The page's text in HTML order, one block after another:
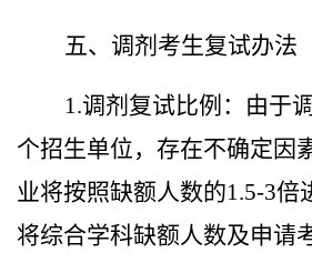
五、调剂考生复试办法
1.调剂复试比例：由于
个招生单位，存在不确定因
业将按照缺额人数的1.5-3倍
将综合学科缺额人数及申请